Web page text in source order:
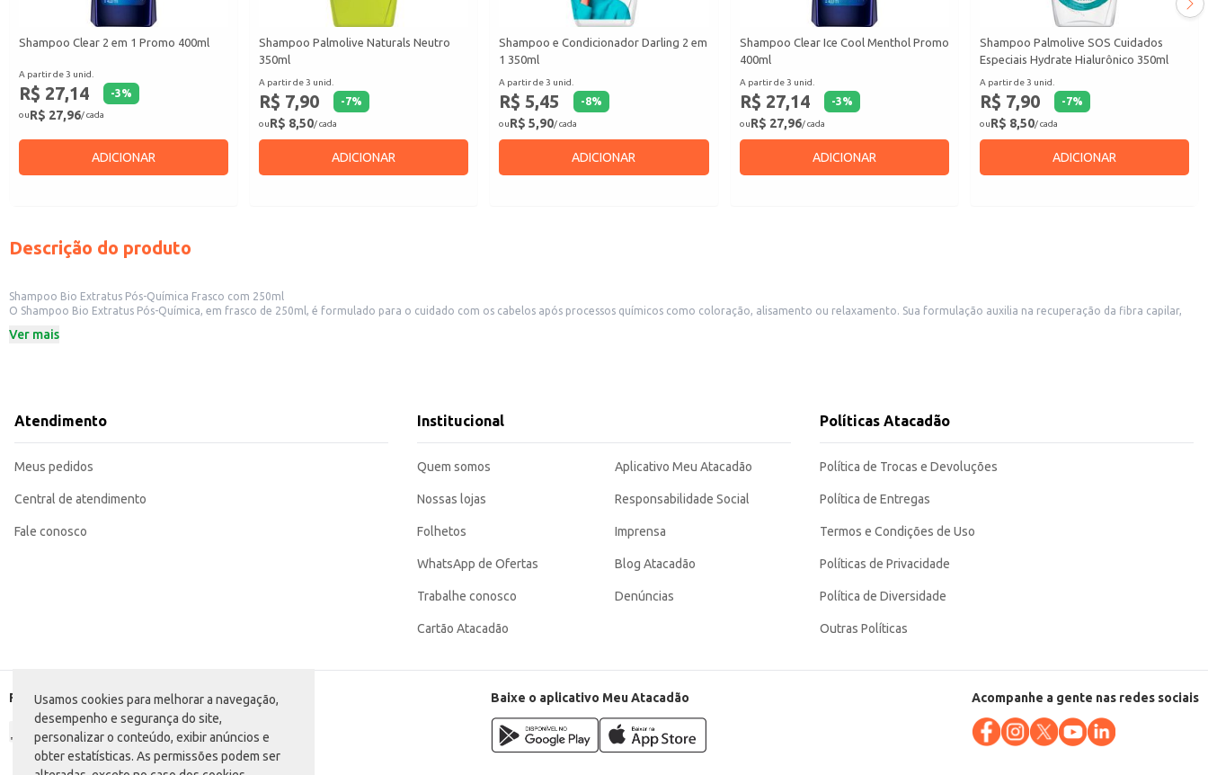
Usamos cookies para melhorar a navegação,
desempenho e segurança do site,
personalizar o conteúdo, exibir anúncios e
obter estatísticas. As permissões podem ser
Shampoo Clear 2 em 1 Promo 400ml
A partir de 3 unid.
R$ 27,14 -3%
ouR$ 27,96/ cada
ADICIONAR
Shampoo Palmolive Naturals Neutro
350ml
A partir de 3 unid.
R$ 7,90 -7%
ouR$ 8,50/ cada
ADICIONAR
Shampoo e Condicionador Darling 2 em
1 350ml
A partir de 3 unid.
R$ 5,45 -8%
ouR$ 5,90/ cada
ADICIONAR
Shampoo Clear Ice Cool Menthol Promo
400ml
A partir de 3 unid.
R$ 27,14 -3%
ouR$ 27,96/ cada
ADICIONAR
Shampoo Palmolive SOS Cuidados
Especiais Hydrate Hialurônico 350ml
A partir de 3 unid.
R$ 7,90 -7%
ouR$ 8,50/ cada
ADICIONAR
Descrição do produto
Shampoo Bio Extratus Pós-Química Frasco com 250ml
O Shampoo Bio Extratus Pós-Química, em frasco de 250ml, é formulado para o cuidado com os cabelos após processos químicos como coloração, alisamento ou relaxamento. Sua formulação auxilia na recuperação da fibra capilar,
Dicas de uso:
O Shampoo Bio Extratus Pós-Química oferece uma solução prática e eficiente para a manutenção da saúde dos cabelos após tratamentos químicos, atendendo tanto às necessidades dos consumidores finais quanto às demandas do
mercado profissional de beleza. Sua embalagem de 250ml proporciona um bom custo-benefício para o consumidor e praticidade para o armazenamento e manuseio.
Departamento: Higiene e perfumaria
Conteúdo: 250ml
Ver mais
Atendimento
Meus pedidos
Central de atendimento
Fale conosco
Institucional
Quem somos
Nossas lojas
Folhetos
WhatsApp de Ofertas
Trabalhe conosco
Cartão Atacadão
Aplicativo Meu Atacadão
Responsabilidade Social
Imprensa
Blog Atacadão
Denúncias
Políticas Atacadão
Política de Trocas e Devoluções
Política de Entregas
Termos e Condições de Uso
Políticas de Privacidade
Política de Diversidade
Outras Políticas
Formas de pagamento Baixe o aplicativo Meu Atacadão Acompanhe a gente nas redes sociais